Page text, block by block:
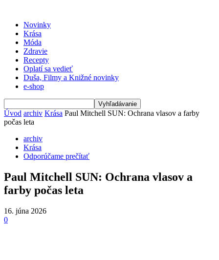
Novinky
Krása
Móda
Zdravie
Recepty
Oplatí sa vedieť
Duša, Filmy a Knižné novinky
e-shop
Úvod archiv Krása Paul Mitchell SUN: Ochrana vlasov a farby
počas leta
archiv
Krása
Odporúčame prečítať
Paul Mitchell SUN: Ochrana vlasov a
farby počas leta
16. júna 2026
0